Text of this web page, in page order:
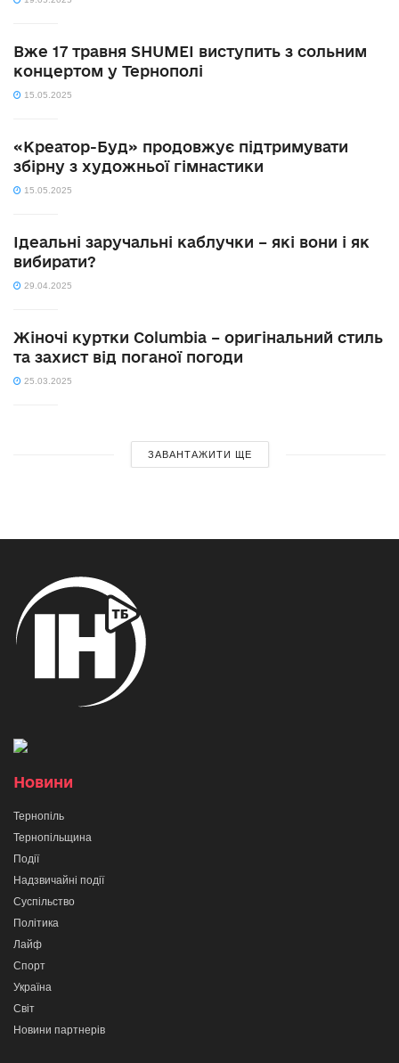
Вже 17 травня SHUMEI виступить з сольним
концертом у Тернополі
15.05.2025
«Креатор-Буд» продовжує підтримувати
збірну з художньої гімнастики
15.05.2025
Ідеальні заручальні каблучки – які вони і як
вибирати?
29.04.2025
Жіночі куртки Columbia – оригінальний стиль
та захист від поганої погоди
25.03.2025
ЗАВАНТАЖИТИ ЩЕ
Новини
Тернопіль
Тернопільщина
Події
Надзвичайні події
Суспільство
Політика
Лайф
Спорт
Україна
Світ
Новини партнерів